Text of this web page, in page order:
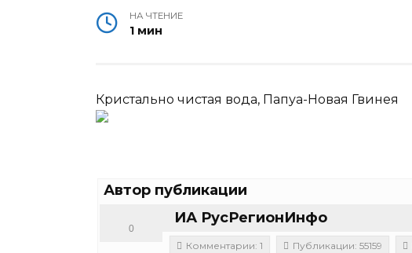
НА ЧТЕНИЕ
1 мин
Кристально чистая вода, Папуа-Новая Гвинея
Автор публикации
ИА РусРегионИнфо
0
Комментарии: 1 Публикации: 55159